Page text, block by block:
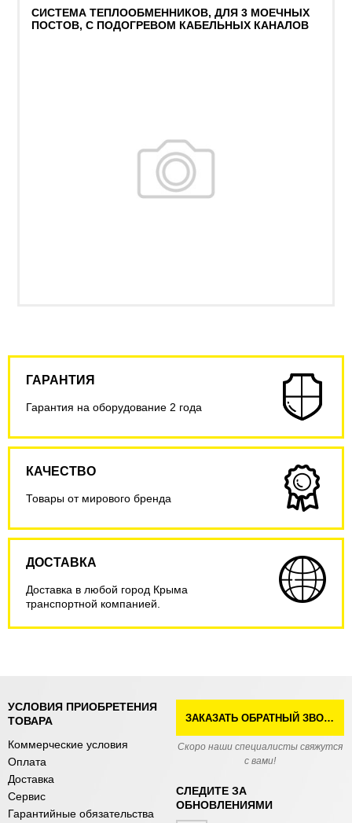
СИСТЕМА ТЕПЛООБМЕННИКОВ, ДЛЯ 3 МОЕЧНЫХ
ПОСТОВ, С ПОДОГРЕВОМ КАБЕЛЬНЫХ КАНАЛОВ
ГАРАНТИЯ
Гарантия на оборудование 2 года
КАЧЕСТВО
Товары от мирового бренда
ДОСТАВКА
Доставка в любой город Крыма
транспортной компанией.
УСЛОВИЯ ПРИОБРЕТЕНИЯ
ТОВАРА
Коммерческие условия
Оплата
Доставка
Сервис
Гарантийные обязательства
ЗАКАЗАТЬ ОБРАТНЫЙ ЗВОНОК
Скоро наши специалисты свяжутся
с вами!
СЛЕДИТЕ ЗА
ОБНОВЛЕНИЯМИ